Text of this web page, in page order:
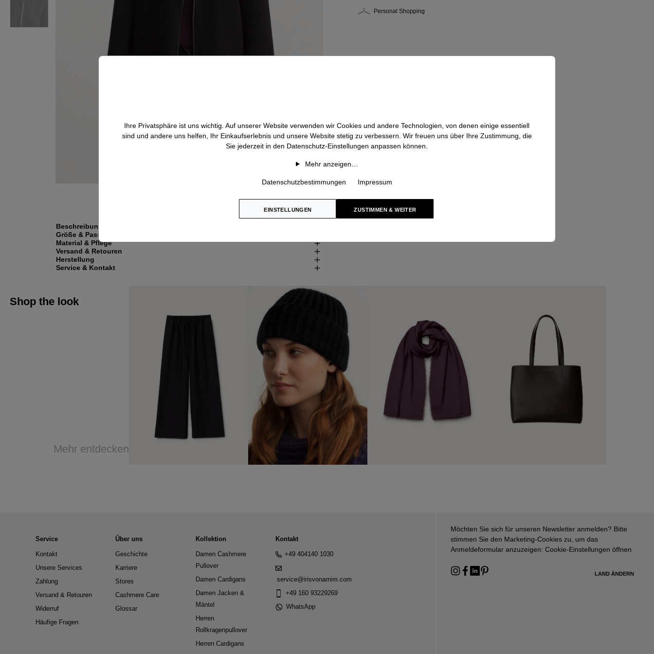
Personal Shopping
Beschreibung
Größe & Passform
Material & Pflege
Versand & Retouren
Herstellung
Service & Kontakt
Shop the look
Mehr entdecken
Service
Kontakt
Unsere Services
Zahlung
Versand & Retouren
Widerruf
Häufige Fragen
Über uns
Geschichte
Karriere
Stores
Cashmere Care
Glossar
Kollektion
Damen Cashmere
Pullover
Damen Cardigans
Damen Jacken &
Mäntel
Herren
Rollkragenpullover
Herren Cardigans
Kontakt
+49 404140 1030
service@irisvonarnim.com
+49 160 93229269
WhatsApp
Möchten Sie sich für unseren Newsletter anmelden? Bitte
stimmen Sie den Marketing-Cookies zu, um das
Anmeldeformular anzuzeigen: Cookie-Einstellungen öffnen
LAND ÄNDERN
Ihre Privatsphäre ist uns wichtig. Auf unserer Website verwenden wir Cookies und andere Technologien, von denen einige essentiell
sind und andere uns helfen, Ihr Einkaufserlebnis und unsere Website stetig zu verbessern. Wir freuen uns über Ihre Zustimmung, die
Sie jederzeit in den Datenschutz-Einstellungen anpassen können.
Mehr anzeigen…
Datenschutzbestimmungen Impressum
EINSTELLUNGEN ZUSTIMMEN & WEITER